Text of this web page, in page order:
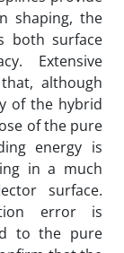
shaping, the
both surface
Extensive
although
of the hybrid
of the pure
energy is
in a much
surface.
error is
to the pure